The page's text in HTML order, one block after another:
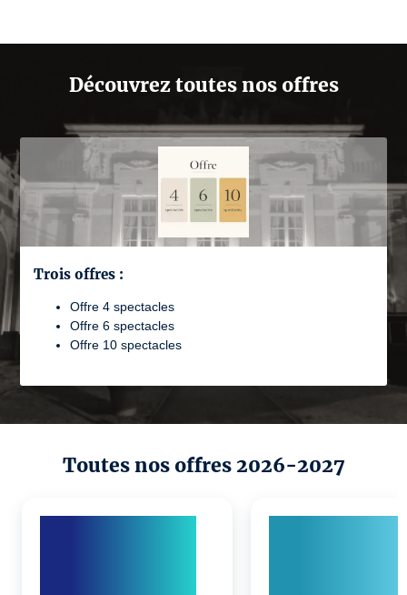
Toutes nos offres 2026-2027
Découvrez toutes nos offres
Trois offres :
Offre 4 spectacles
Offre 6 spectacles
Offre 10 spectacles